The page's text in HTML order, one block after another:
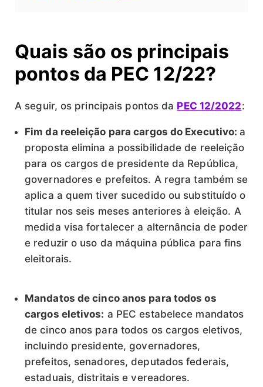
Quais são os principais
pontos da PEC 12/22?
A seguir, os principais pontos da PEC 12/2022:
Fim da reeleição para cargos do Executivo:a
proposta elimina a possibilidade de reeleição
para os cargos de presidente da República,
governadores e prefeitos. A regra também se
aplica a quem tiver sucedido ou substituído o
titular nos seis meses anteriores à eleição. A
medida visa fortalecer a alternância de poder
e reduzir o uso da máquina pública para fins
eleitorais.
Mandatos de cinco anos para todos os
cargos eletivos: a PEC estabelece mandatos
de cinco anos para todos os cargos eletivos,
incluindo presidente, governadores,
prefeitos, senadores, deputados federais,
estaduais, distritais e vereadores.